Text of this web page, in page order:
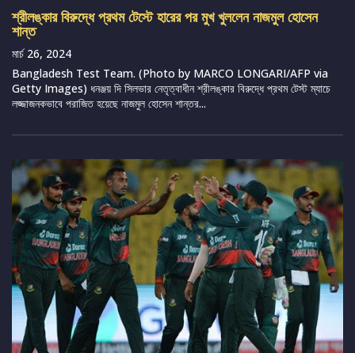
শ্রীলঙ্কার বিরুদ্ধে প্রথম টেস্টে হারের পর মুখ খুললেন নাজমুল হোসেন
শান্ত
মার্চ 26, 2024
Bangladesh Test Team. (Photo by MARCO LONGARI/AFP via
Getty Images) ধনঞ্জয় দি সিলভার নেতৃত্বাধীন শ্রীলঙ্কার বিরুদ্ধে প্রথম টেস্ট ম্যাচে
লজ্জাজনকভাবে পরাজিত হয়েছে নাজমুল হোসেন শান্তর...